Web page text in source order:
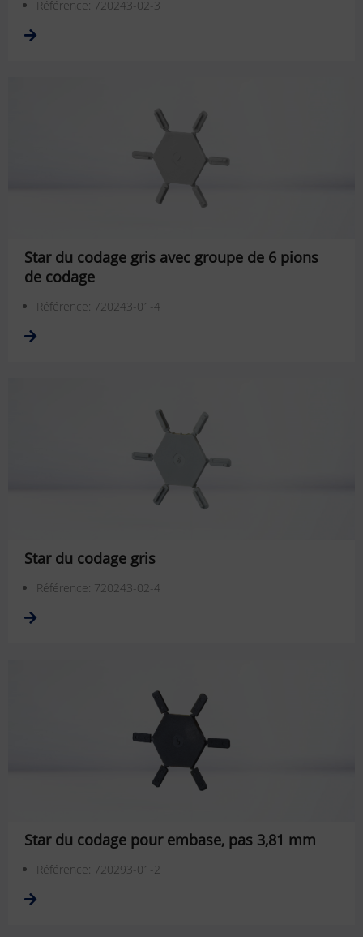
Référence: 720243-02-3
Star du codage gris avec groupe de 6 pions
de codage
Référence: 720243-01-4
Star du codage gris
Référence: 720243-02-4
Star du codage pour embase, pas 3,81 mm
Référence: 720293-01-2